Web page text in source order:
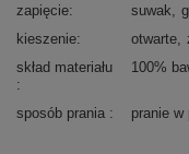
zapięcie
suwak
kieszenie
otwarte
skład materiału
100%
sposób prania pranie w